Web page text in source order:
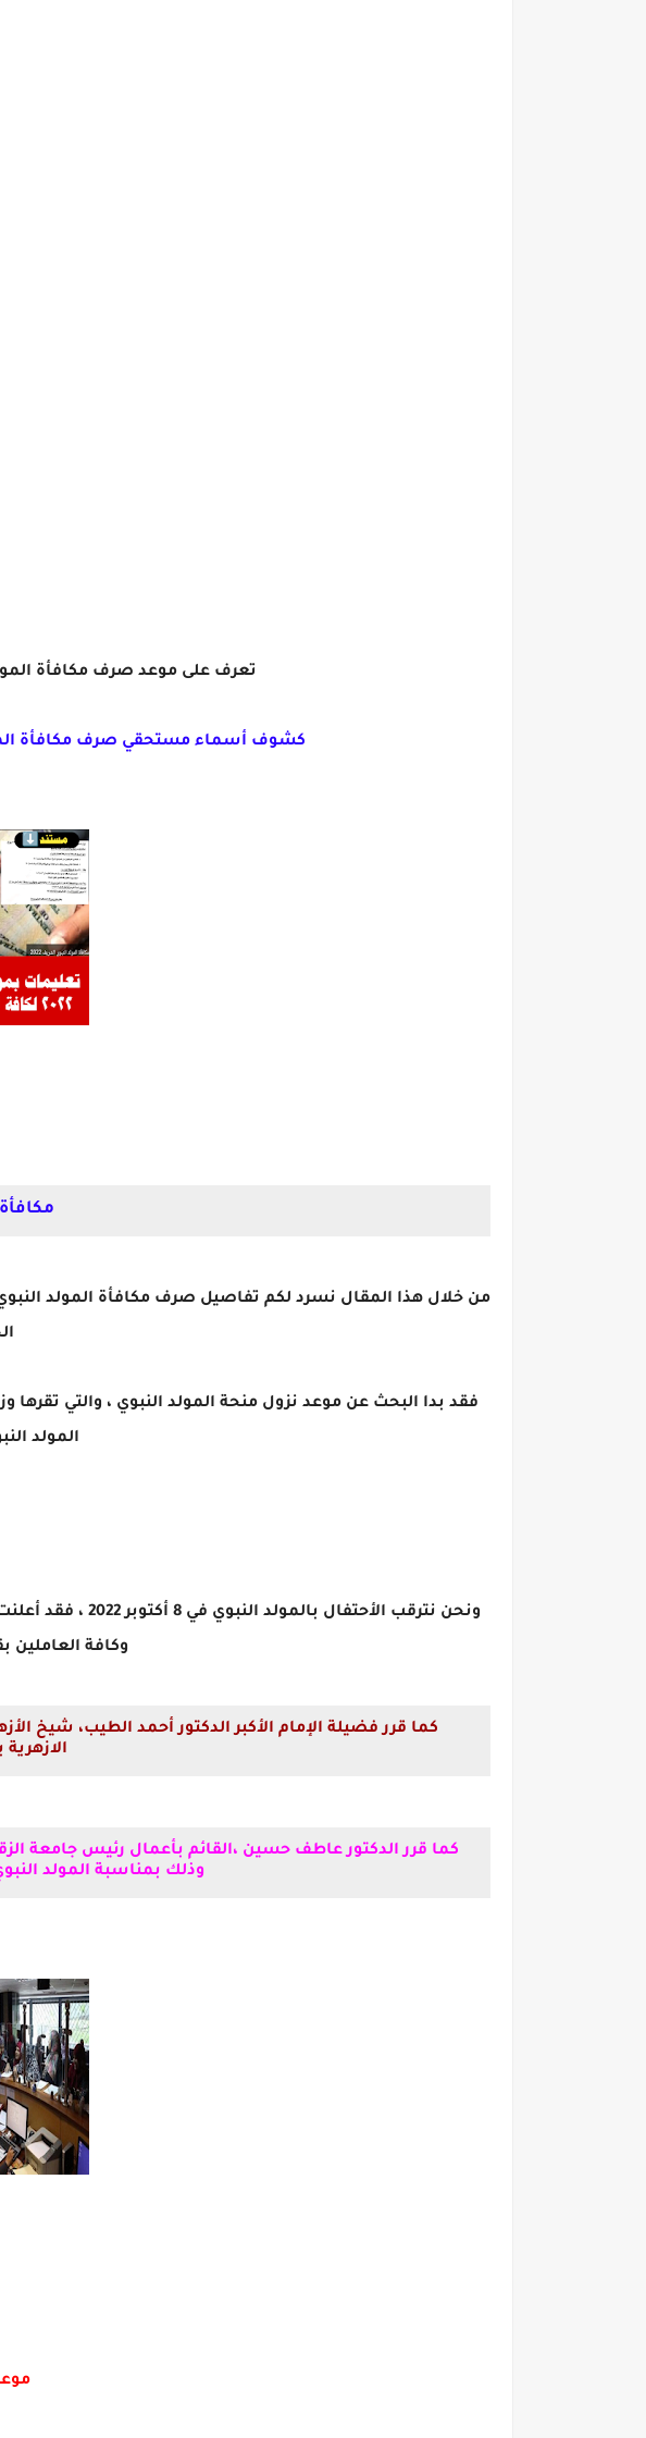
تعرف على موعد صرف مكافأة المولد النبوي الشريف
كشوف أسماء مستحقي صرف مكافأة المولد
مكافأة
فقد بدا البحث عن موعد نزول منحة المولد النبوي ، والتي
المولد
ونحن نترقب
وكافة العاملين
وذلك بمناسبة المولد النبوي